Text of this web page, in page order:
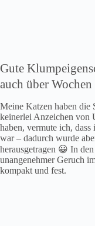
Gute
auch über Wochen
Meine Katzen haben die
keinerlei Anzeichen von
haben, vermute ich,
war – dadurch wurde
herausgetragen 😀 In
unangenehmer Geruch
kompakt und fest.